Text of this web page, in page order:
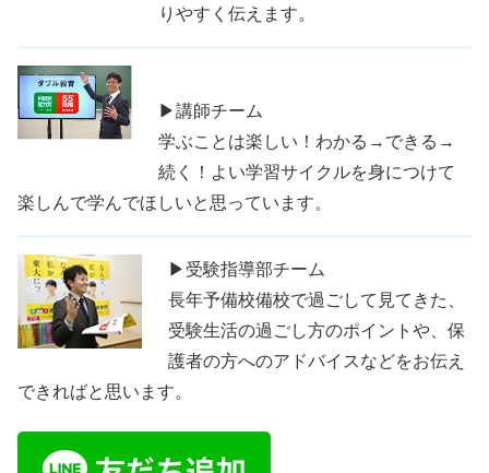
りやすく伝えます。
▶講師チーム
学ぶことは楽しい！わかる→できる→
続く！よい学習サイクルを身につけて
楽しんで学んでほしいと思っています。
▶受験指導部チーム
長年予備校備校で過ごして見てきた、
受験生活の過ごし方のポイントや、保
護者の方へのアドバイスなどをお伝え
できればと思います。